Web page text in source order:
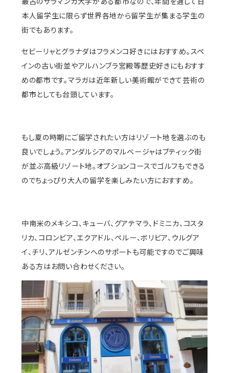
本人留学生に限らず世界各地から留学生が集まる学生の
街でもあります。
セビーリャとグラナダはフラメンコ好きにはおすすめ。スペ
インの古い街並やアルハンブラ宮殿等歴史好きにもおすす
めの都市です。マラガは近年新しい美術館ができて芸術の
都市としても台頭しています。
もし夏の時期にご留学されたい方はリゾート地を選ぶのも
良いでしょう。アンダルシアのマルベージャはブティック街
が並ぶ高級リゾート地。オプションコースでゴルフもできる
のでちょっぴり大人の留学を楽しみたい方におすすめ。
中南米のメキシコ、キューバ、グアテマラ、ドミニカ、コスタ
リカ、コロンビア、エクアドル、ペルー、ボリビア、ウルグア
イ、チリ、アルゼンチンへのサポートも可能ですのでご興味
ある方はお問い合わせください。